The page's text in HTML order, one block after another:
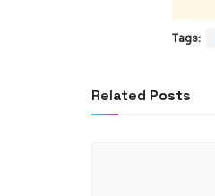
Tags:
Related Posts